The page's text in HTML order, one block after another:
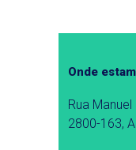
Onde
Rua
2800-163,